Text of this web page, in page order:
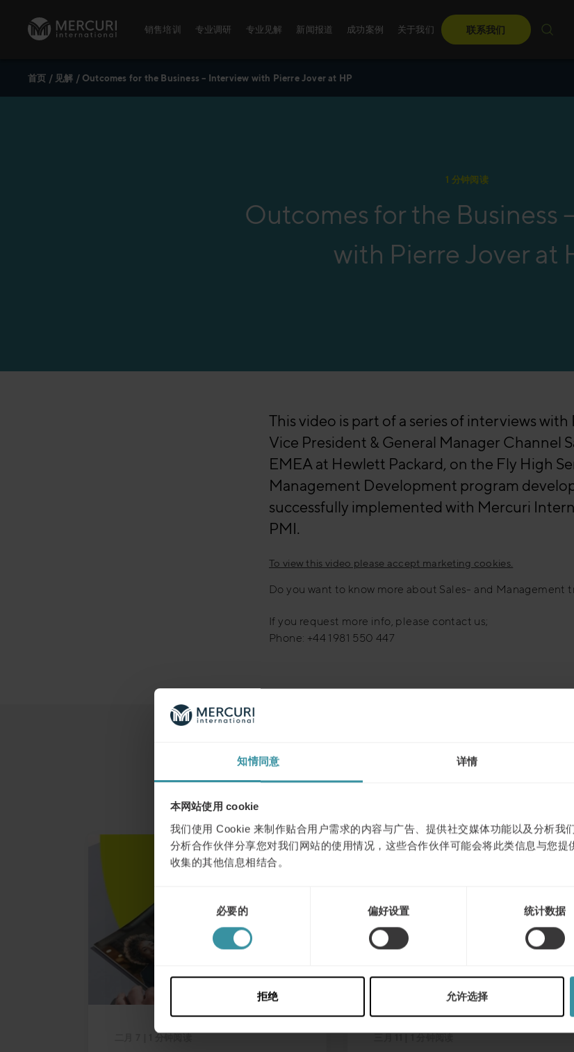
知情同意 详情
本网站使用 cookie
我们使用 Cookie 来制作贴合用户需求的内容与广告、提供社交媒体功能以及分析我
分析合作伙伴分享您对我们网站的使用情况，这些合作伙伴可能会将此类信息与您
收集的其他信息相结合。
择
必要的 偏好设置 统计数据
拒绝 允许选择
销售培训
销售培训
专业调研
专业调研
了解更多
专业见解 新闻报道 成功案例 关于我们
麦古利国际 麦古利国际在中国
联系我们
首页 / 见解 / Outcomes for the Business – Interview with Pierre Jover at HP
1 分钟阅读
Outcomes for the Business
with Pierre Jover at
This video is part of a series of interviews with
Vice President & General Manager Channel
EMEA at Hewlett Packard, on the Fly High
Management Development program
successfully implemented with Mercuri
PMI.
To view this video please accept marketing cookies.
Do you want to know more about Sales- and Management
If you request more info, please contact us;
Phone: +44 1981 550 447
浏览下一个